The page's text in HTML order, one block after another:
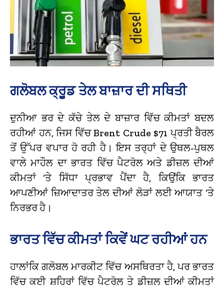
ਗਲੋਬਲ ਕ੍ਰੂਡ ਤੇਲ ਬਾਜ਼ਾਰ ਦੀ ਸਥਿਤੀ
ਦੁਨੀਆ ਭਰ ਦੇ ਕੱਚੇ ਤੇਲ ਦੇ ਬਾਜ਼ਾਰ ਵਿੱਚ ਕੀਮਤਾਂ ਬਦਲ
ਰਹੀਆਂ ਹਨ, ਜਿਸ ਵਿੱਚ Brent Crude $71 ਪ੍ਰਤੀ ਬੈਰਲ
ਤੋਂ ਉੱਪਰ ਵਪਾਰ ਹੋ ਰਹੀ ਹੈ। ਇਸ ਤਰ੍ਹਾਂ ਦੇ ਉਥਲ-ਪੁਥਲ
ਵਾਲੇ ਮਾਹੌਲ ਦਾ ਭਾਰਤ ਵਿੱਚ ਪੈਟਰੋਲ ਅਤੇ ਡੀਜ਼ਲ ਦੀਆਂ
ਕੀਮਤਾਂ ‘ਤੇ ਸਿੱਧਾ ਪ੍ਰਭਾਵ ਪੈਂਦਾ ਹੈ, ਕਿਉਂਕਿ ਭਾਰਤ
ਆਪਣੀਆਂ ਜ਼ਿਆਦਾਤਰ ਤੇਲ ਦੀਆਂ ਲੋੜਾਂ ਲਈ ਆਯਾਤ ‘ਤੇ
ਨਿਰਭਰ ਹੈ।
ਭਾਰਤ ਵਿੱਚ ਕੀਮਤਾਂ ਕਿਵੇਂ ਘਟ ਰਹੀਆਂ ਹਨ
ਹਾਲਾਂਕਿ ਗਲੋਬਲ ਮਾਰਕੀਟ ਵਿੱਚ ਅਸਥਿਰਤਾ ਹੈ, ਪਰ ਭਾਰਤ
ਵਿੱਚ ਕਈ ਸ਼ਹਿਰਾਂ ਵਿੱਚ ਪੈਟਰੋਲ ਤੇ ਡੀਜ਼ਲ ਦੀਆਂ ਕੀਮਤਾਂ